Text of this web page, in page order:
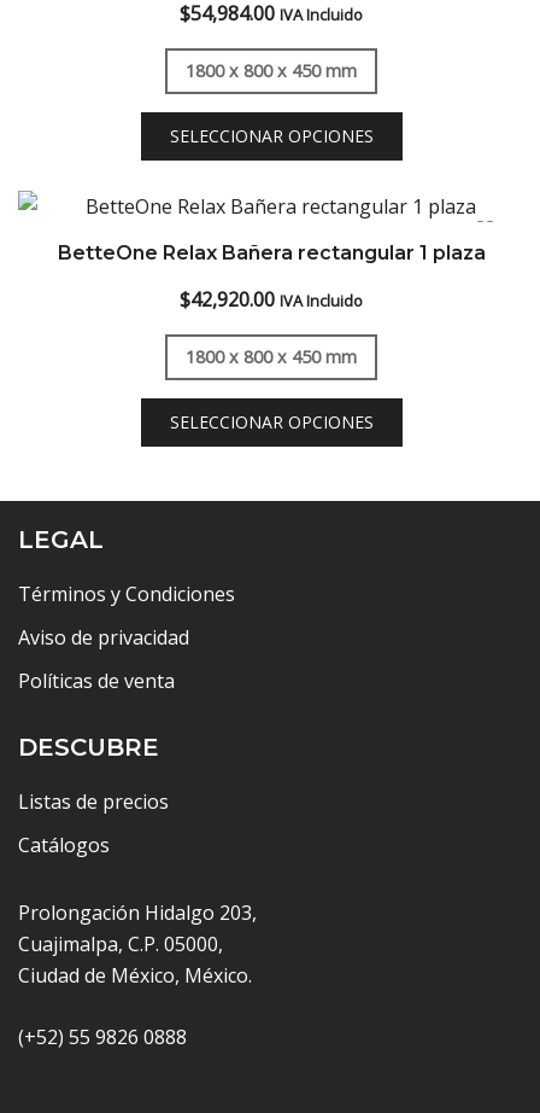
$54,984.00 IVA Incluido
1800 x 800 x 450 mm
SELECCIONAR OPCIONES
BetteOne Relax Bañera rectangular 1 plaza
$42,920.00 IVA Incluido
1800 x 800 x 450 mm
SELECCIONAR OPCIONES
LEGAL
Términos y Condiciones
Aviso de privacidad
Políticas de venta
DESCUBRE
Listas de precios
Catálogos
Prolongación Hidalgo 203,
Cuajimalpa, C.P. 05000,
Ciudad de México, México.
(+52) 55 9826 0888